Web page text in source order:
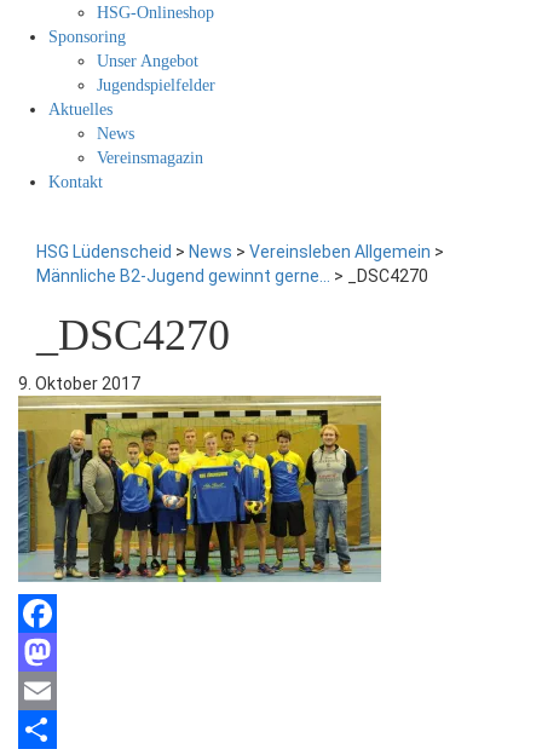
HSG-Onlineshop
Sponsoring
Unser Angebot
Jugendspielfelder
Aktuelles
News
Vereinsmagazin
Kontakt
HSG Lüdenscheid > News > Vereinsleben Allgemein >
Männliche B2-Jugend gewinnt gerne…
> _DSC4270
_DSC4270
9. Oktober 2017
Facebook
Mastodon
Email